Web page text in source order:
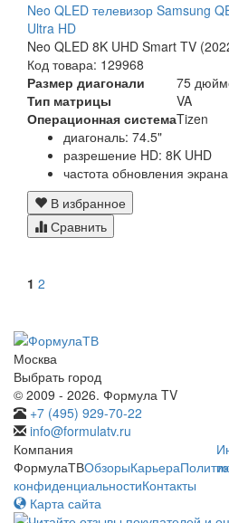
Neo QLED телевизор Samsung
Ultra HD
Neo QLED 8K UHD Smart TV
Код товара: 129968
Размер диагонали
75
Тип матрицы
VA
Операционная системаTizen
диагональ: 74.5"
разрешение HD: 8K UHD
частота обновления
В избранное
Сравнить
1 2
Москва
Выбрать город
© 2009 - 2026. Формула TV
+7 (495) 929-70-22
info@formulatv.ru
Компания
ФормулаТВОбзорыКарьера
конфиденциальностиКонтакты
Карта сайта